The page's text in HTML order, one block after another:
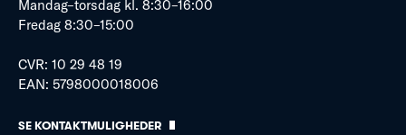
Mandag–torsdag kl. 8:30–16:00
Fredag 8:30–15:00
CVR: 10 29 48 19
EAN: 5798000018006
SE KONTAKTMULIGHEDER